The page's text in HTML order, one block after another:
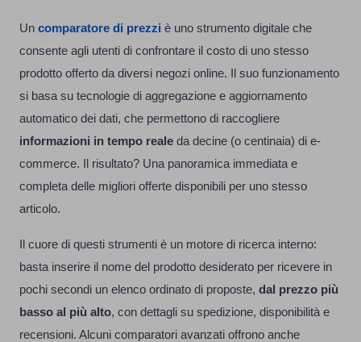
Un comparatore di prezzi è uno strumento digitale che
consente agli utenti di confrontare il costo di uno stesso
prodotto offerto da diversi negozi online. Il suo funzionamento
si basa su tecnologie di aggregazione e aggiornamento
automatico dei dati, che permettono di raccogliere
informazioni in tempo reale da decine (o centinaia) di e-
commerce. Il risultato? Una panoramica immediata e
completa delle migliori offerte disponibili per uno stesso
articolo.
Il cuore di questi strumenti è un motore di ricerca interno:
basta inserire il nome del prodotto desiderato per ricevere in
pochi secondi un elenco ordinato di proposte, dal prezzo più
basso al più alto, con dettagli su spedizione, disponibilità e
recensioni. Alcuni comparatori avanzati offrono anche